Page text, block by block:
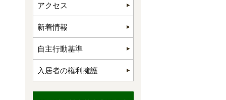
アクセス
新着情報
自主行動基準
入居者の権利擁護